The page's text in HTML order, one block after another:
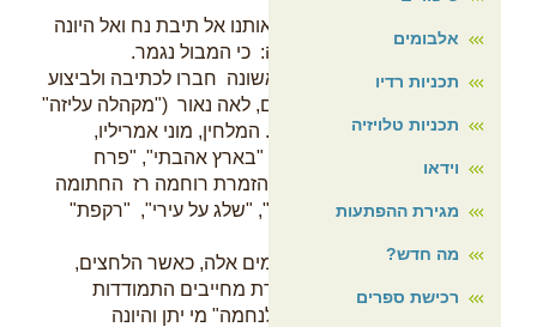
השיר "בשורה טובה", מחזיר אותנו אל תיבת נח ואל היונה
שנשלחה להביא בשורה טובה: כי המבול נגמר.
שלושה יוצרים מן השורה הראשונה חברו לכתיבה ולביצוע
של השיר הזה: מחברת המלים, לאה נאור ("מקהלה עליזה"
, "חיוכים", "בואי אמא", ועוד). המלחין, מוני אמריליו,
שלזכותו רשומים להיטים כמו "בארץ אהבתי", "פרח
משוגע", "ההר הירוק תמיד". והזמרת רוחמה רז החתומה
על שירים כמו: "בארץ אהבתי", "שלג על עירי", "רקפת"
זהו שיר תקוה המתאים גם לימים אלה, כאשר הלחצים,
הקשיים, והמגפה שאינה נגמרת מחייבים התמודדות
.יומיומית. כאשר "הלב צמא לנחמה" מי יתן והיונה
אלבומים
תכניות רדיו
תכניות טלויזיה
וידאו
מגירת ההפתעות
מה חדש?
רכישת ספרים